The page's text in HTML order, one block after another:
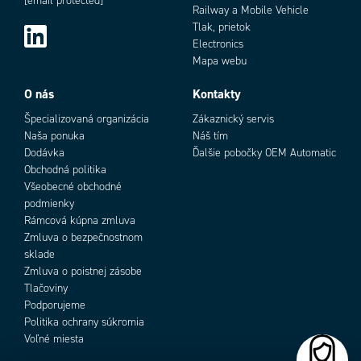
8: Oneskorenie pri prekročení hraničnej hodnoty podpätia
220, 380, 400, 415, 440, 480V
Výstup 2x Relé
Zhoda s normami
Add as new cart row
Railway a Mobile Vehicle
Tlak, prietok
Electronics
Mapa webu
O nás
Špecializovaná organizácia
Naša ponuka
Dodávka
Obchodná politika
Všeobecné obchodné
podmienky
Rámcová kúpna zmluva
Zmluva o bezpečnostnom
sklade
Zmluva o poistnej zásobe
Tlačoviny
Podporujeme
Politika ochrany súkromia
Voľné miesta
Kontakty
Zákaznický servis
Náš tím
Ďalšie pobočky OEM Automatic